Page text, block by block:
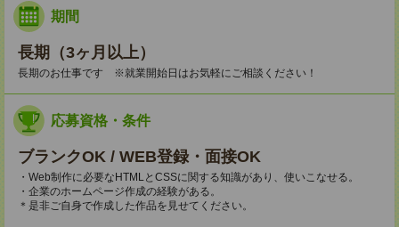
期間
長期（3ヶ月以上）
長期のお仕事です ※就業開始日はお気軽にご相談ください！
応募資格・条件
ブランクOK / WEB登録・面接OK
・Web制作に必要なHTMLとCSSに関する知識があり、使いこなせる。
・企業のホームページ作成の経験がある。
＊是非ご自身で作成した作品を見せてください。